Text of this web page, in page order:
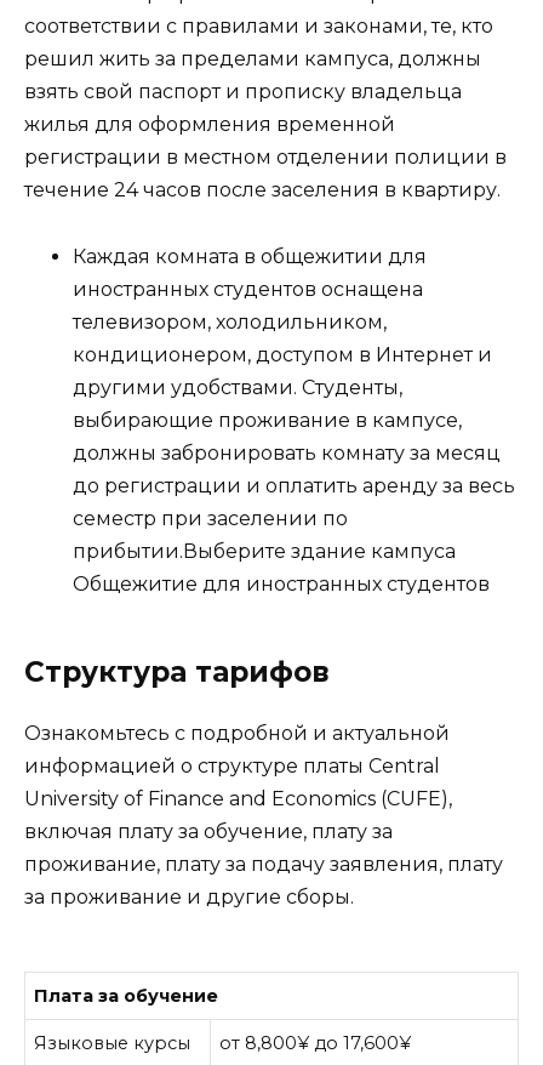
соответствии с правилами и законами, те, кто
решил жить за пределами кампуса, должны
взять свой паспорт и прописку владельца
жилья для оформления временной
регистрации в местном отделении полиции в
течение 24 часов после заселения в квартиру.
Каждая комната в общежитии для
иностранных студентов оснащена
телевизором, холодильником,
кондиционером, доступом в Интернет и
другими удобствами. Студенты,
выбирающие проживание в кампусе,
должны забронировать комнату за месяц
до регистрации и оплатить аренду за весь
семестр при заселении по
прибытии.Выберите здание кампуса
Общежитие для иностранных студентов
Структура тарифов
Ознакомьтесь с подробной и актуальной
информацией о структуре платы Central
University of Finance and Economics (CUFE),
включая плату за обучение, плату за
проживание, плату за подачу заявления, плату
за проживание и другие сборы.
Плата за обучение
Языковые курсы от 8,800¥ до 17,600¥